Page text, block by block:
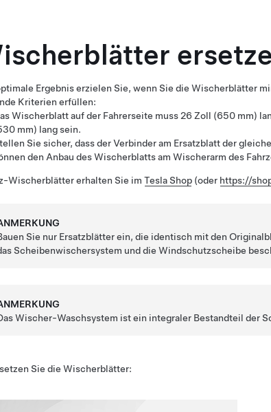
Ergebnis erzielen Sie, wenn Sie die Wischerblätter
Kriterien erfüllen:
Wischerblatt auf der Fahrerseite muss26 Zoll (650 mm)
mm) lang sein.
Sie sicher, dass der Verbinder am Ersatzblatt der
den Anbau des Wischerblatts am Wischerarm des
Wischerblätter erhalten Sie im Tesla Shop (oder https://
Sie nur Ersatzblätter ein, die identisch mit den
Scheibenwischersystem und die Windschutzscheibe
Wischer-Waschsystem ist ein integraler Bestandteil der
Sie die Wischerblätter: